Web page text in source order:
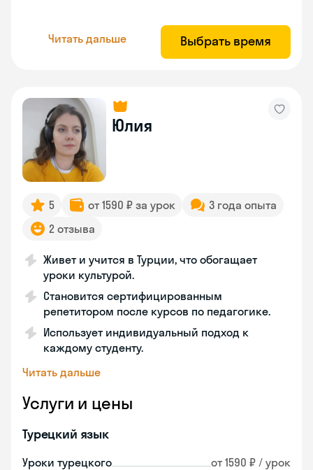
Читать дальше Выбрать время
Юлия
5 от 1590 ₽ за урок
3 года опыта
2 отзыва
Живет и учится в Турции, что обогащает
уроки культурой.
Становится сертифицированным
репетитором после курсов по педагогике.
Использует индивидуальный подход к
каждому студенту.
Читать дальше
Услуги и цены
Турецкий язык
Уроки турецкого от 1590 ₽ / урок